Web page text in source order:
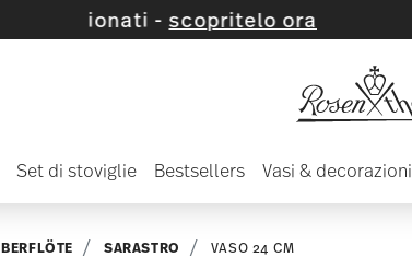
-scopritelo ora
Set di stoviglie Bestsellers Vasi & decorazioni
SARASTRO VASO 24 CM